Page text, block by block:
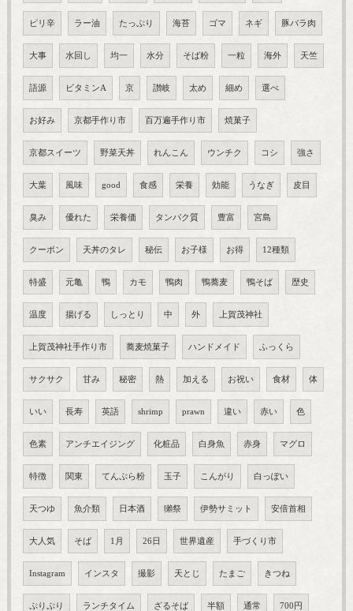
ピリ辛 ラー油 たっぷり 海苔 ゴマ ネギ 豚バラ肉
大事 水回し 均一 水分 そば粉 一粒 海外 天竺
語源 ビタミンA 京 讃岐 太め 細め 選べ
お好み 京都手作り市 百万遍手作り市 焼菓子
京都スイーツ 野菜天丼 れんこん ウンチク コシ 強さ
大葉 風味 good 食感 栄養 効能 うなぎ 皮目
臭み 優れた 栄養価 タンパク質 豊富 宮島
クーポン 天丼のタレ 秘伝 お子様 お得 12種類
特盛 元亀 鴨 カモ 鴨肉 鴨蕎麦 鴨そば 歴史
温度 揚げる しっとり 中 外 上賀茂神社
上賀茂神社手作り市 蕎麦焼菓子 ハンドメイド ふっくら
サクサク 甘み 秘密 熱 加える お祝い 食材 体
いい 長寿 英語 shrimp prawn 違い 赤い 色
色素 アンチエイジング 化粧品 白身魚 赤身 マグロ
特徴 関東 てんぷら粉 玉子 こんがり 白っぽい
天つゆ 魚介類 日本酒 獺祭 伊勢サミット 安倍首相
大人気 そば 1月 26日 世界遺産 手づくり市
Instagram インスタ 撮影 天とじ たまご きつね
ぷりぷり ランチタイム ざるそば 半額 通常 700円